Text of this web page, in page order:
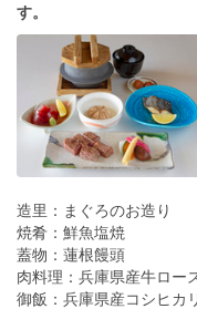
す。
造里：まぐろのお造り
焼肴：鮮魚塩焼
蓋物：蓮根饅頭
肉料理：兵庫県産牛ロー
御飯：兵庫県産コシヒ